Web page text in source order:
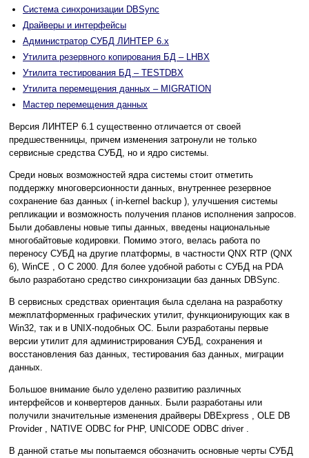
Система синхронизации DBSync
Драйверы и интерфейсы
Администратор СУБД ЛИНТЕР 6.х
Утилита резервного копирования БД – LHBX
Утилита тестирования БД – TESTDBX
Утилита перемещения данных – MIGRATION
Мастер перемещения данных
Версия ЛИНТЕР 6.1 существенно отличается от своей
предшественницы, причем изменения затронули не только
сервисные средства СУБД, но и ядро системы.
Среди новых возможностей ядра системы стоит отметить
поддержку многоверсионности данных, внутреннее резервное
сохранение баз данных ( in-kernel backup ), улучшения системы
репликации и возможность получения планов исполнения запросов.
Были добавлены новые типы данных, введены национальные
многобайтовые кодировки. Помимо этого, велась работа по
переносу СУБД на другие платформы, в частности QNX RTP (QNX
6), WinCE , O С 2000. Для более удобной работы с СУБД на PDA
было разработано средство синхронизации баз данных DBSync.
В сервисных средствах ориентация была сделана на разработку
межплатформенных графических утилит, функционирующих как в
Win32, так и в UNIX-подобных ОС. Были разработаны первые
версии утилит для администрирования СУБД, сохранения и
восстановления баз данных, тестирования баз данных, миграции
данных.
Большое внимание было уделено развитию различных
интерфейсов и конвертеров данных. Были разработаны или
получили значительные изменения драйверы DBExpress , OLE DB
Provider , NATIVE ODBC for PHP, UNICODE ODBC driver .
В данной статье мы попытаемся обозначить основные черты СУБД